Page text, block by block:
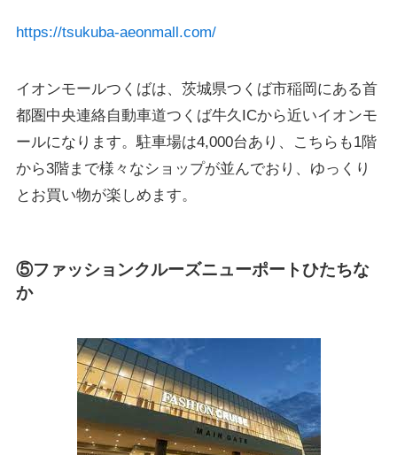
https://tsukuba-aeonmall.com/
イオンモールつくばは、茨城県つくば市稲岡にある首
都圏中央連絡自動車道つくば牛久ICから近いイオンモ
ールになります。駐車場は4,000台あり、こちらも1階
から3階まで様々なショップが並んでおり、ゆっくり
とお買い物が楽しめます。
⑤ファッションクルーズニューポートひたちな
か